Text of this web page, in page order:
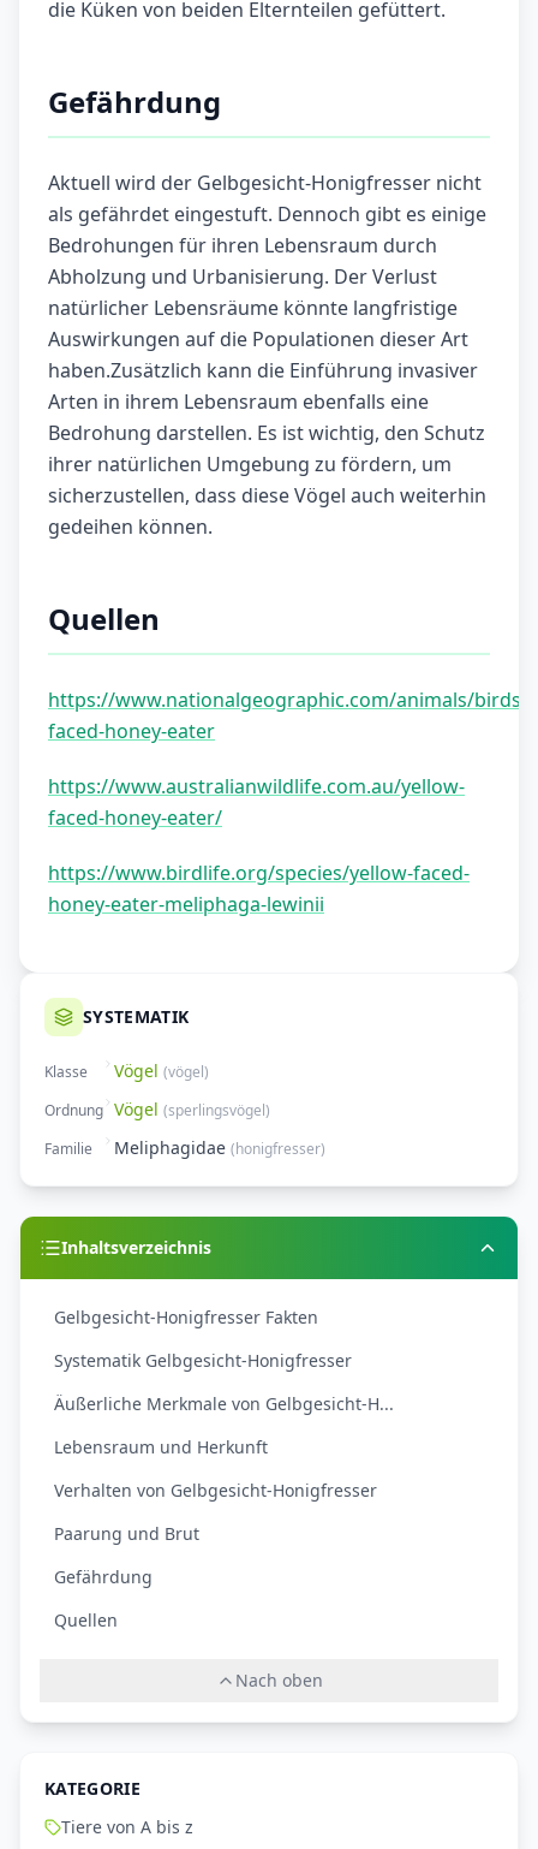
die Küken von beiden Elternteilen gefüttert.
Gefährdung
Aktuell wird der Gelbgesicht-Honigfresser nicht
als gefährdet eingestuft. Dennoch gibt es einige
Bedrohungen für ihren Lebensraum durch
Abholzung und Urbanisierung. Der Verlust
natürlicher Lebensräume könnte langfristige
Auswirkungen auf die Populationen dieser Art
haben.Zusätzlich kann die Einführung invasiver
Arten in ihrem Lebensraum ebenfalls eine
Bedrohung darstellen. Es ist wichtig, den Schutz
ihrer natürlichen Umgebung zu fördern, um
sicherzustellen, dass diese Vögel auch weiterhin
gedeihen können.
Quellen
https://www.nationalgeographic.com/animals/birds/
faced-honey-eater
https://www.australianwildlife.com.au/yellow-
faced-honey-eater/
https://www.birdlife.org/species/yellow-faced-
honey-eater-meliphaga-lewinii
SYSTEMATIK
Klasse Vögel (vögel)
Ordnung Vögel (sperlingsvögel)
Familie
Meliphagidae (honigfresser)
Inhaltsverzeichnis
Gelbgesicht-Honigfresser Fakten
Systematik Gelbgesicht-Honigfresser
Äußerliche Merkmale von Gelbgesicht-H...
Lebensraum und Herkunft
Verhalten von Gelbgesicht-Honigfresser
Paarung und Brut
Gefährdung
Quellen
Nach oben
KATEGORIE
Tiere von A bis z